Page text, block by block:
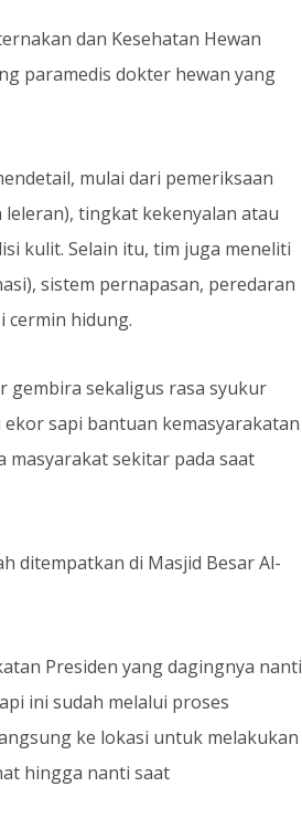
dan Kesehatan Hewan
paramedis dokter hewan yang
mulai dari pemeriksaan
tingkat kekenyalan atau
kulit. Selain itu, tim juga meneliti
sistem pernapasan, peredaran
cermin hidung.
gembira sekaligus rasa syukur
sapi bantuan kemasyarakatan
masyarakat sekitar pada saat
ditempatkan di Masjid Besar Al-
Presiden yang dagingnya nanti
ini sudah melalui proses
ke lokasi untuk melakukan
hingga nanti saat